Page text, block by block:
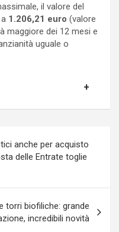
il valore del
1.206,21 euro (valore
maggiore dei 12 mesi e
uguale o
anche per acquisto
delle Entrate toglie
torri biofiliche: grande
incredibili novità